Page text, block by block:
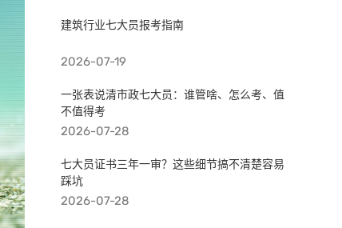
建筑行业七大员报考指南
2026-07-19
一张表说清市政七大员：谁管啥、怎么考、值
不值得考
2026-07-28
七大员证书三年一审？这些细节搞不清楚容易
踩坑
2026-07-28